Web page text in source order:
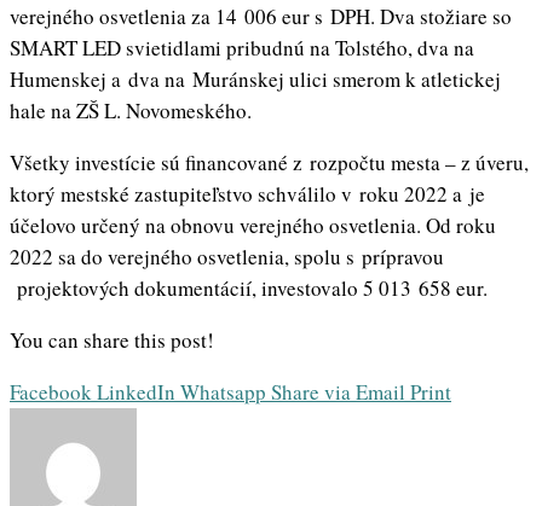
verejného osvetlenia za 14 006 eur s DPH. Dva stožiare so
SMART LED svietidlami pribudnú na Tolstého, dva na
Humenskej a dva na Muránskej ulici smerom k atletickej
hale na ZŠ L. Novomeského.
Všetky investície sú financované z rozpočtu mesta – z úveru,
ktorý mestské zastupiteľstvo schválilo v roku 2022 a je
účelovo určený na obnovu verejného osvetlenia. Od roku
2022 sa do verejného osvetlenia, spolu s prípravou
projektových dokumentácií, investovalo 5 013 658 eur.
You can share this post!
FacebookLinkedIn Whatsapp Share via Email Print